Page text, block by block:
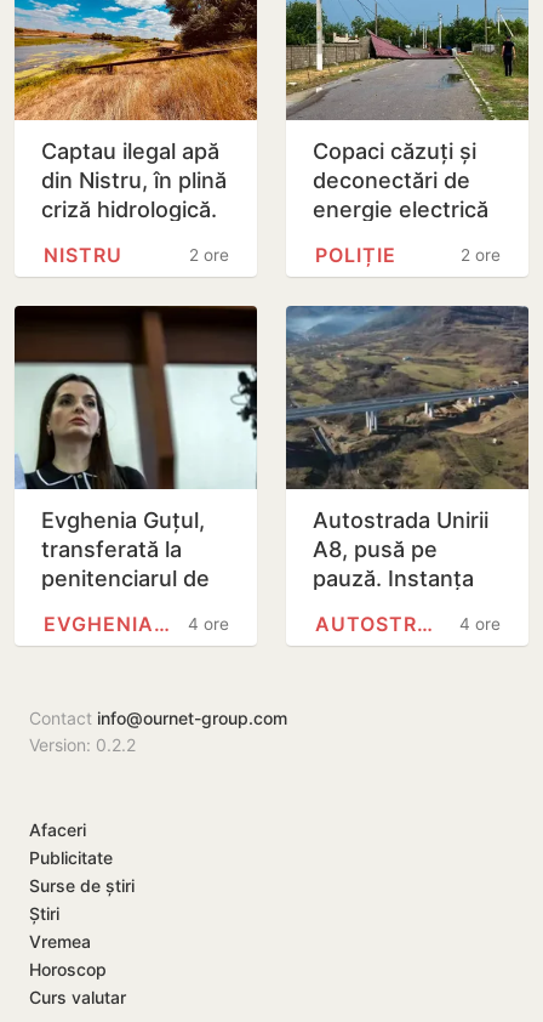
Captau ilegal apă
din Nistru, în plină
criză hidrologică.
Criuleni, amendați
2 ore
NISTRU
Copaci căzuți și
deconectări de
energie electrică
raioane, din cauza
2 ore
POLIȚIE
Evghenia Guțul,
transferată la
penitenciarul de
4 ore
EVGHENIA GUȚUL
Autostrada Unirii
A8, pusă pe
pauză. Instanța
suspendat
4 ore
AUTOSTRADA A8 (ROMÂNIA)
Contact info@ournet-group.com
Version: 0.2.2
Afaceri
Publicitate
Surse de știri
Știri
Vremea
Horoscop
Curs valutar